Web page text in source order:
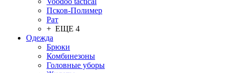
Псков-Полимер
Рат
+ ЕЩЕ 4
Одежда
Брюки
Комбинезоны
Головные уборы